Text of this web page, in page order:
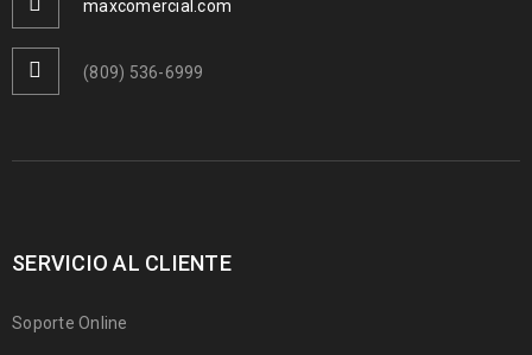
maxcomercial.com
(809) 536-6999
SERVICIO AL CLIENTE
Soporte Online